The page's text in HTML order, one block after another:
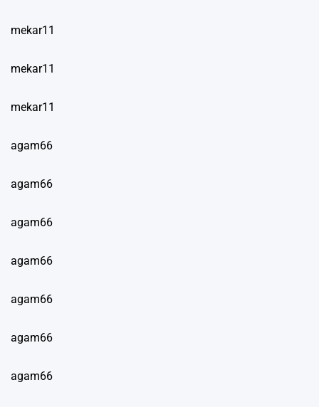
mekar11
mekar11
mekar11
agam66
agam66
agam66
agam66
agam66
agam66
agam66